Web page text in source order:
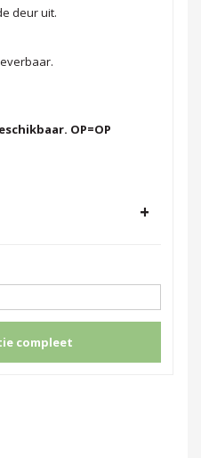
deur uit.
OP=OP
+
compleet